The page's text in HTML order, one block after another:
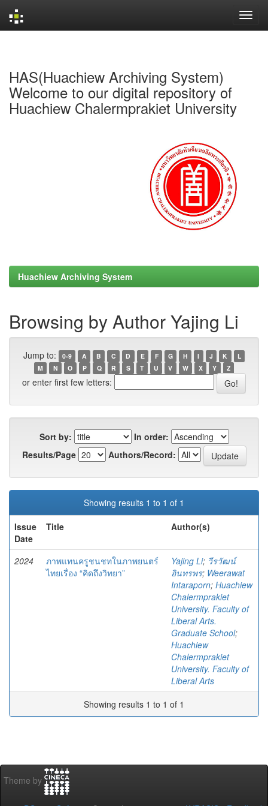
HAS(Huachiew Archiving System)
Welcome to our digital repository of
Huachiew Chalermprakiet University
Huachiew Archiving System
Browsing by Author Yajing Li
Jump to: 0-9 A B C D E F G H I J K
L
M
N O P Q R S T U V W X Y Z
or enter first few letters:
Sort by:
In order:
Results/Page
Authors/Record:
Showing results 1 to 1 of 1
Issue
Date
Title Author(s)
2024
ภาพแทนครูชนชทในภาพยนตร์
ไทยเรื่อง “คิดถึงวิทยา”
Yajing Li; วีรวัฒน์
อินทรพร; Weerawat
Intaraporn; Huachiew
Chalermprakiet
University. Faculty of
Liberal Arts.
Graduate School;
Huachiew
Chalermprakiet
University. Faculty of
Liberal Arts
Showing results 1 to 1 of 1
Theme by